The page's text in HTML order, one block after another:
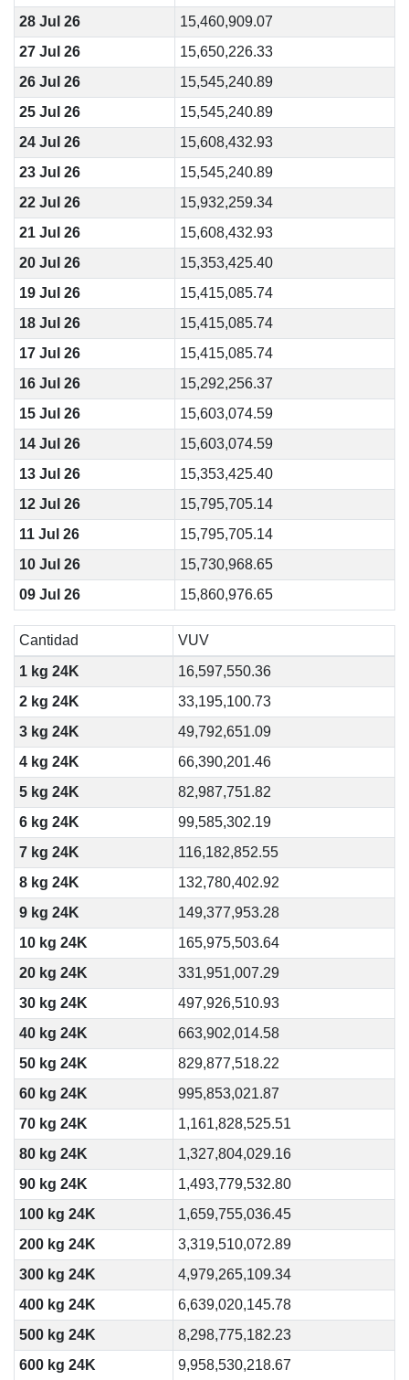
28 Jul 26
15,460,909.07
27 Jul 26
15,650,226.33
26 Jul 26
15,545,240.89
25 Jul 26
15,545,240.89
24 Jul 26
15,608,432.93
23 Jul 26
15,545,240.89
22 Jul 26
15,932,259.34
21 Jul 26
15,608,432.93
20 Jul 26
15,353,425.40
19 Jul 26
15,415,085.74
18 Jul 26
15,415,085.74
17 Jul 26
15,415,085.74
16 Jul 26
15,292,256.37
15 Jul 26
15,603,074.59
14 Jul 26
15,603,074.59
13 Jul 26
15,353,425.40
12 Jul 26
15,795,705.14
11 Jul 26
15,795,705.14
10 Jul 26
15,730,968.65
09 Jul 26
15,860,976.65
Cantidad
VUV
1 kg 24K
16,597,550.36
2 kg 24K
33,195,100.73
3 kg 24K
49,792,651.09
4 kg 24K
66,390,201.46
5 kg 24K
82,987,751.82
6 kg 24K
99,585,302.19
7 kg 24K
116,182,852.55
8 kg 24K
132,780,402.92
9 kg 24K
149,377,953.28
10 kg 24K
165,975,503.64
20 kg 24K
331,951,007.29
30 kg 24K
497,926,510.93
40 kg 24K
663,902,014.58
50 kg 24K
829,877,518.22
60 kg 24K
995,853,021.87
70 kg 24K
1,161,828,525.51
80 kg 24K
1,327,804,029.16
90 kg 24K
1,493,779,532.80
100 kg 24K
1,659,755,036.45
200 kg 24K
3,319,510,072.89
300 kg 24K
4,979,265,109.34
400 kg 24K
6,639,020,145.78
500 kg 24K
8,298,775,182.23
600 kg 24K
9,958,530,218.67